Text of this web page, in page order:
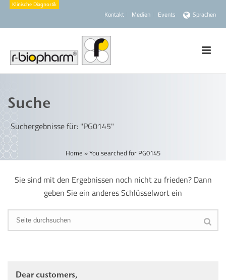
Kontakt Medien Events Sprachen
Suche
Suchergebnisse für: "PG0145"
Home »You searched for PG0145
Sie sind mit den Ergebnissen noch nicht zu frieden? Dann
geben Sie ein anderes Schlüsselwort ein
Dear customers,